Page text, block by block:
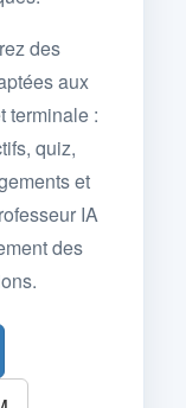
des
aux
terminale :
quiz,
et
IA
des